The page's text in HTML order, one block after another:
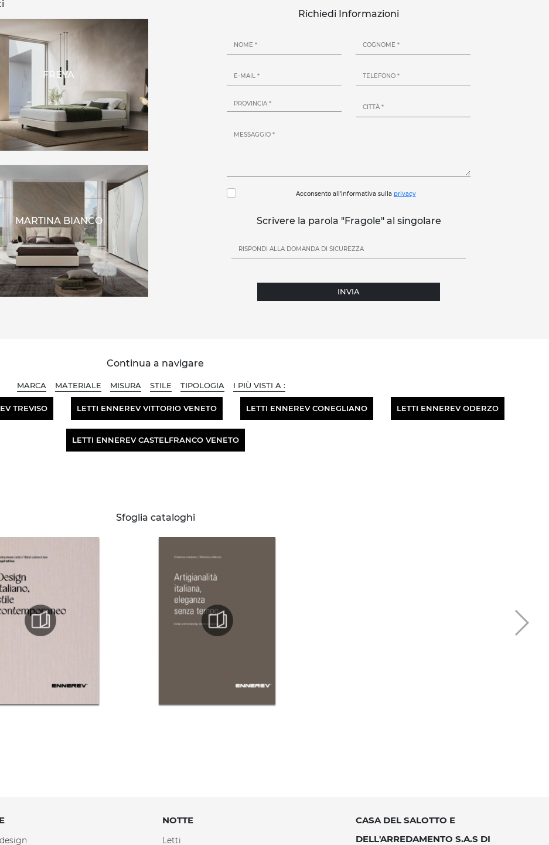
FREYA
MARTINA BIANCO
Richiedi Informazioni
Acconsento all'informativa sulla privacy
Scrivere la parola "Fragole" al singolare
INVIA
Continua a navigare
MARCA MATERIALE MISURA STILE TIPOLOGIA I PIÙ VISTI A :
TREVISO LETTI ENNEREV VITTORIO VENETO LETTI ENNEREV CONEGLIANO LETTI ENNEREV ODERZO
LETTI ENNEREV CASTELFRANCO VENETO
Sfoglia cataloghi
NOTTE
Letti
CASA DEL SALOTTO E
DELL'ARREDAMENTO S.A.S DI